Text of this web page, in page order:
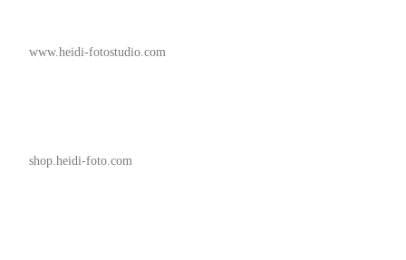
www.heidi-fotostudio.com
shop.heidi-foto.com